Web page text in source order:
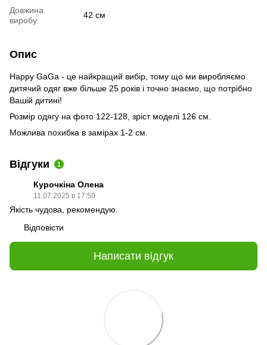
Довжина
виробу
42 см
Опис
Happy GaGa - це найкращий вибір, тому що ми виробляємо
дитячий одяг вже більше 25 років і точно знаємо, що потрібно
Вашій дитині!
Розмір одягу на фото 122-128, зріст моделі 126 см.
Можлива похибка в замірах 1-2 см.
Відгуки 1
Курочкiна Олена
11.07.2025 в 17:50
Якість чудова, рекомендую.
Відповісти
Написати відгук